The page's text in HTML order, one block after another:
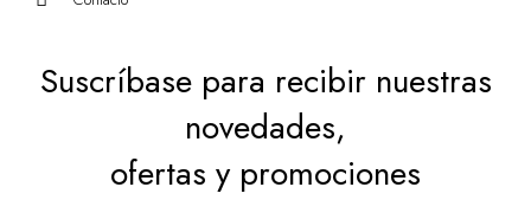
Suscríbase para recibir nuestras
novedades,
ofertas y promociones